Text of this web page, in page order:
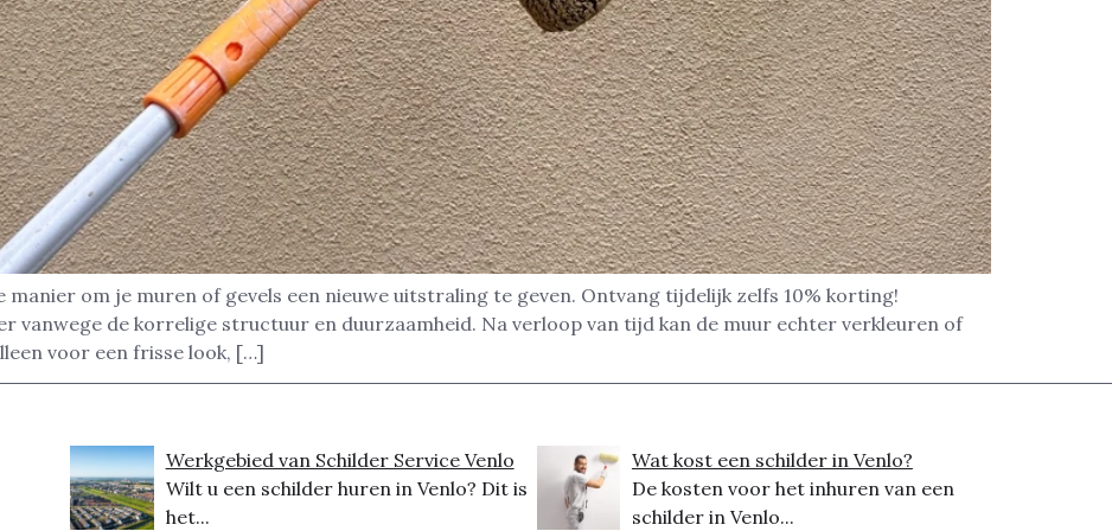
manier om je muren of gevels een nieuwe uitstraling te geven. Ontvang tijdelijk zelfs 10% korting!
vanwege de korrelige structuur en duurzaamheid. Na verloop van tijd kan de muur echter verkleuren of
voor een frisse look, […]
Werkgebied van Schilder Service Venlo
Wilt u een schilder huren in Venlo? Dit is
het...
Wat kost een schilder in Venlo?
De kosten voor het inhuren van een
schilder in Venlo...